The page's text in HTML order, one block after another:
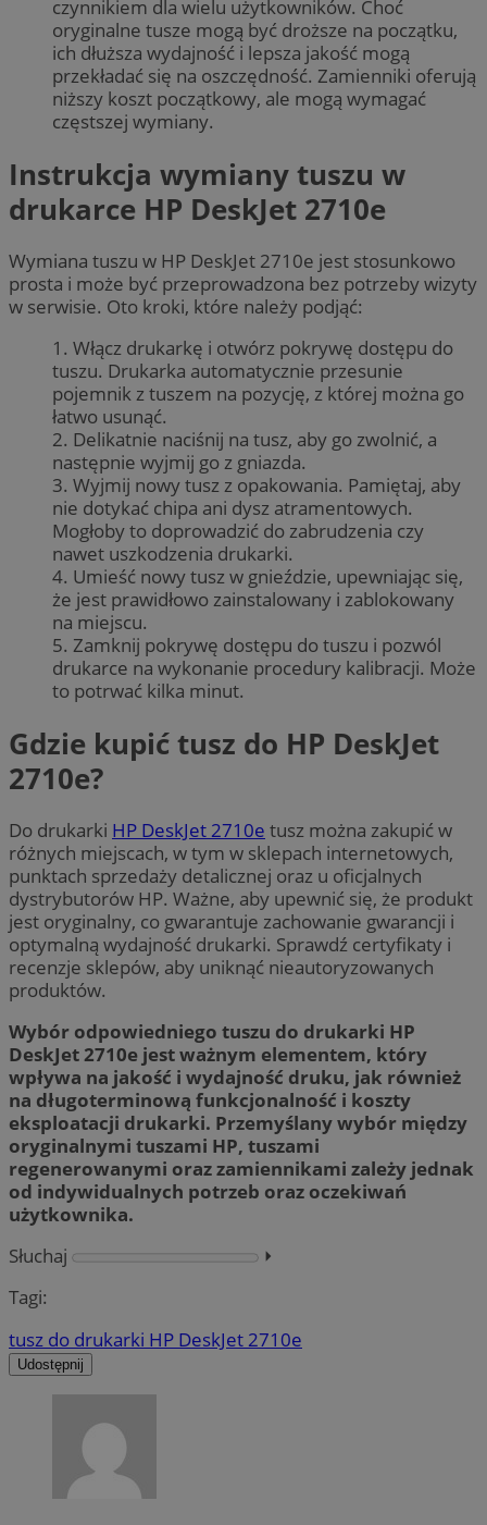
czynnikiem dla wielu użytkowników. Choć
oryginalne tusze mogą być droższe na początku,
ich dłuższa wydajność i lepsza jakość mogą
przekładać się na oszczędność. Zamienniki oferują
niższy koszt początkowy, ale mogą wymagać
częstszej wymiany.
Instrukcja wymiany tuszu w
drukarce HP DeskJet 2710e
Wymiana tuszu w HP DeskJet 2710e jest stosunkowo
prosta i może być przeprowadzona bez potrzeby wizyty
w serwisie. Oto kroki, które należy podjąć:
1. Włącz drukarkę i otwórz pokrywę dostępu do
tuszu. Drukarka automatycznie przesunie
pojemnik z tuszem na pozycję, z której można go
łatwo usunąć.
2. Delikatnie naciśnij na tusz, aby go zwolnić, a
następnie wyjmij go z gniazda.
3. Wyjmij nowy tusz z opakowania. Pamiętaj, aby
nie dotykać chipa ani dysz atramentowych.
Mogłoby to doprowadzić do zabrudzenia czy
nawet uszkodzenia drukarki.
4. Umieść nowy tusz w gnieździe, upewniając się,
że jest prawidłowo zainstalowany i zablokowany
na miejscu.
5. Zamknij pokrywę dostępu do tuszu i pozwól
drukarce na wykonanie procedury kalibracji. Może
to potrwać kilka minut.
Gdzie kupić tusz do HP DeskJet
2710e?
Do drukarki HP DeskJet 2710e tusz można zakupić w
różnych miejscach, w tym w sklepach internetowych,
punktach sprzedaży detalicznej oraz u oficjalnych
dystrybutorów HP. Ważne, aby upewnić się, że produkt
jest oryginalny, co gwarantuje zachowanie gwarancji i
optymalną wydajność drukarki. Sprawdź certyfikaty i
recenzje sklepów, aby uniknąć nieautoryzowanych
produktów.
Wybór odpowiedniego tuszu do drukarki HP
DeskJet 2710e jest ważnym elementem, który
wpływa na jakość i wydajność druku, jak również
na długoterminową funkcjonalność i koszty
eksploatacji drukarki. Przemyślany wybór między
oryginalnymi tuszami HP, tuszami
regenerowanymi oraz zamiennikami zależy jednak
od indywidualnych potrzeb oraz oczekiwań
użytkownika.
Słuchaj
⏵︎
Tagi:
tusz do drukarki HP DeskJet 2710e
Udostępnij